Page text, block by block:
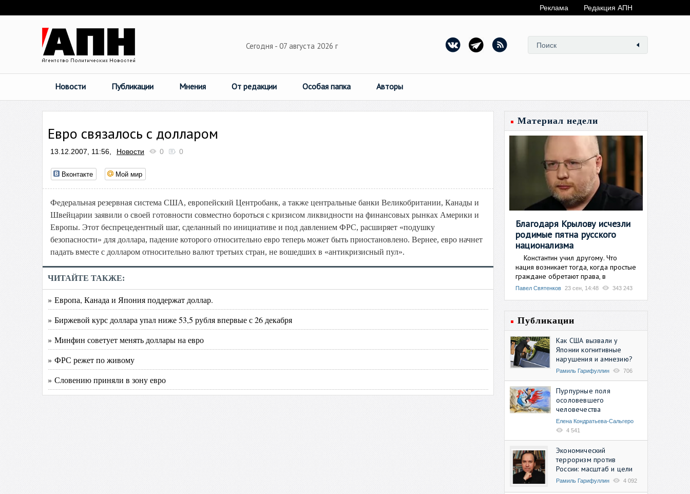
Реклама Редакция АПН
Сегодня - 07 августа 2026 г
Новости Публикации Мнения От редакции Особая папка Авторы
Евро связалось с долларом
13.12.2007, 11:56, Новости 0 0
Вконтакте Мой мир
Федеральная резервная система США, европейский Центробанк, а также центральные банки Великобритании, Канады и
Швейцарии заявили о своей готовности совместно бороться с кризисом ликвидности на финансовых рынках Америки и
Европы. Этот беспрецедентный шаг, сделанный по инициативе и под давлением ФРС, расширяет «подушку
безопасности» для доллара, падение которого относительно евро теперь может быть приостановлено. Вернее, евро начнет
падать вместе с долларом относительно валют третьих стран, не вошедших в «антикризисный пул».
ЧИТАЙТЕ ТАКЖЕ:
» Европа, Канада и Япония поддержат доллар.
» Биржевой курс доллара упал ниже 53,5 рубля впервые с 26 декабря
» Минфин советует менять доллары на евро
» ФРС режет по живому
» Словению приняли в зону евро
Материал недели
Благодаря Крылову исчезли
родимые пятна русского
национализма
Константин учил другому. Что
нация возникает тогда, когда простые
граждане обретают права, в
Павел Святенков 23 сен, 14:48 343 243
Публикации
Как США вызвали у
Японии когнитивные
нарушения и амнезию?
Рамиль Гарифуллин 706
Пурпурные поля
осоловевшего
человечества
Елена Кондратьева-Сальгеро
4 541
Экономический
терроризм против
России: масштаб и цели
Рамиль Гарифуллин 4 092